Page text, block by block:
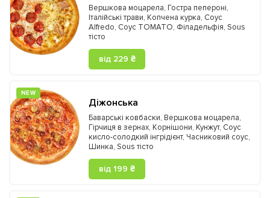
Вершкова моцарела, Гостра пепероні,
Італійські трави, Копчена курка, Соус
Alfredo, Соус TOMATO, Філадельфія, Sous
тісто
від 229 ₴
NEW
Діжонська
Баварські ковбаски, Вершкова моцарела,
Гірчиця в зернах, Корнішони, Кунжут, Соус
кисло-солодкий інгрідієнт, Часниковий соус,
Шинка, Sous тісто
від 199 ₴